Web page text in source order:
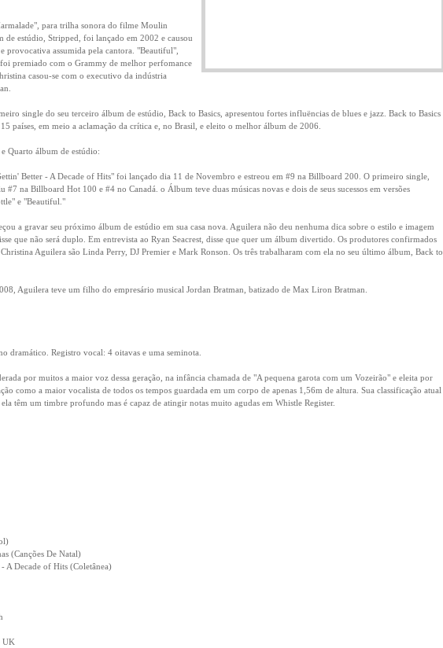
para trilha sonora do filme Moulin
de estúdio, Stripped, foi lançado em 2002 e causou
provocativa assumida pela cantora. "Beautiful",
premiado com o Grammy de melhor perfomance
casou-se com o executivo da indústria
single do seu terceiro álbum de estúdio, Back to Basics, apresentou fortes influëncias de blues e jazz. Back to Basics
países, em meio a aclamação da crítica e, no Brasil, e eleito o melhor álbum de 2006.
Quarto álbum de estúdio:
Better - A Decade of Hits" foi lançado dia 11 de Novembro e estreou em #9 na Billboard 200. O primeiro single,
#7 na Billboard Hot 100 e #4 no Canadá. o Álbum teve duas músicas novas e dois de seus sucessos em versões
e "Beautiful."
a gravar seu próximo álbum de estúdio em sua casa nova. Aguilera não deu nenhuma dica sobre o estilo e imagem
que não será duplo. Em entrevista ao Ryan Seacrest, disse que quer um álbum divertido. Os produtores confirmados
Aguilera são Linda Perry, DJ Premier e Mark Ronson. Os três trabalharam com ela no seu último álbum, Back to
Aguilera teve um filho do empresário musical Jordan Bratman, batizado de Max Liron Bratman.
dramático. Registro vocal: 4 oitavas e uma seminota.
por muitos a maior voz dessa geração, na infância chamada de "A pequena garota com um Vozeirão" e eleita por
como a maior vocalista de todos os tempos guardada em um corpo de apenas 1,56m de altura. Sua classificação atual
têm um timbre profundo mas é capaz de atingir notas muito agudas em Whistle Register.
(Canções De Natal)
A Decade of Hits (Coletânea)
UK